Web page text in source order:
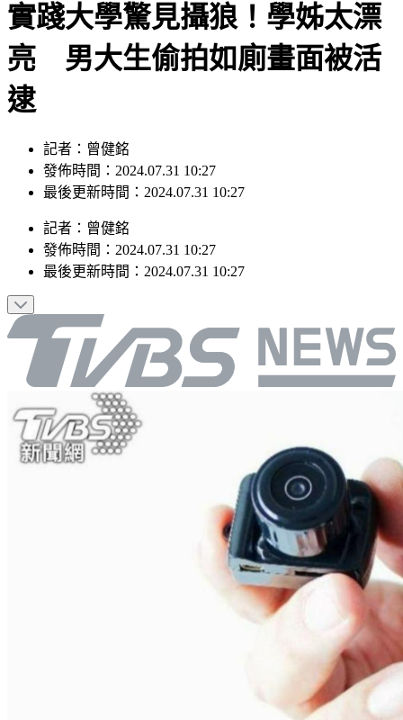
實踐大學驚見攝狼！學姊太漂
亮 男大生偷拍如廁畫面被活
逮
記者：曾健銘
發佈時間：2024.07.31 10:27
記者：曾健銘
發佈時間：2024.07.31 10:27